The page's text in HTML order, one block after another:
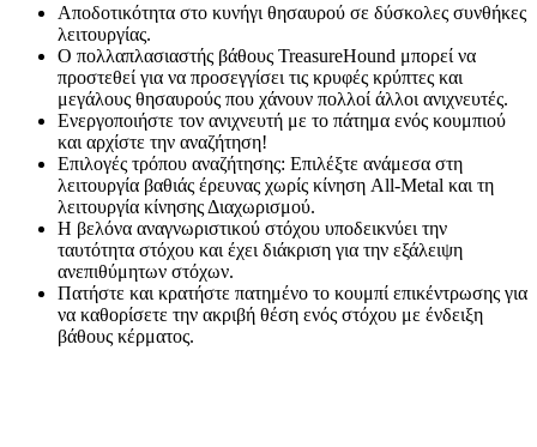
Αποδοτικότητα στο κυνήγι θησαυρού σε δύσκολες συνθήκες
λειτουργίας.
Ο πολλαπλασιαστής βάθους TreasureHound μπορεί να
προστεθεί για να προσεγγίσει τις κρυφές κρύπτες και
μεγάλους θησαυρούς που χάνουν πολλοί άλλοι ανιχνευτές.
Ενεργοποιήστε τον ανιχνευτή με το πάτημα ενός κουμπιού
και αρχίστε την αναζήτηση!
Επιλογές τρόπου αναζήτησης: Επιλέξτε ανάμεσα στη
λειτουργία βαθιάς έρευνας χωρίς κίνηση All-Metal και τη
λειτουργία κίνησης Διαχωρισμού.
Η βελόνα αναγνωριστικού στόχου υποδεικνύει την
ταυτότητα στόχου και έχει διάκριση για την εξάλειψη
ανεπιθύμητων στόχων.
Πατήστε και κρατήστε πατημένο το κουμπί επικέντρωσης για
να καθορίσετε την ακριβή θέση ενός στόχου με ένδειξη
βάθους κέρματος.